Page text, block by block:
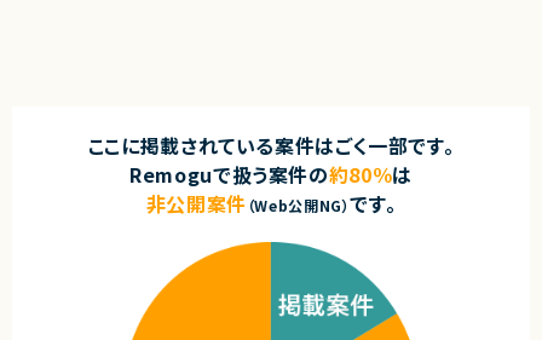
ここに掲載されている案件はごく一部です。
Remoguで扱う案件の約80％は
非公開案件 （Web公開NG）です。